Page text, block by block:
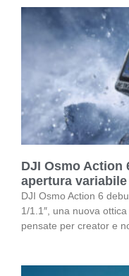
DJI Osmo Action
apertura
DJI Osmo Action 6
1/1.1″, una nuova
pensate per creator e